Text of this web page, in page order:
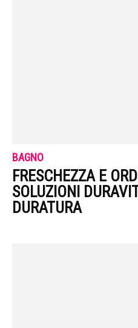
BAGNO
FRESCHEZZA E
SOLUZIONI
DURATURA